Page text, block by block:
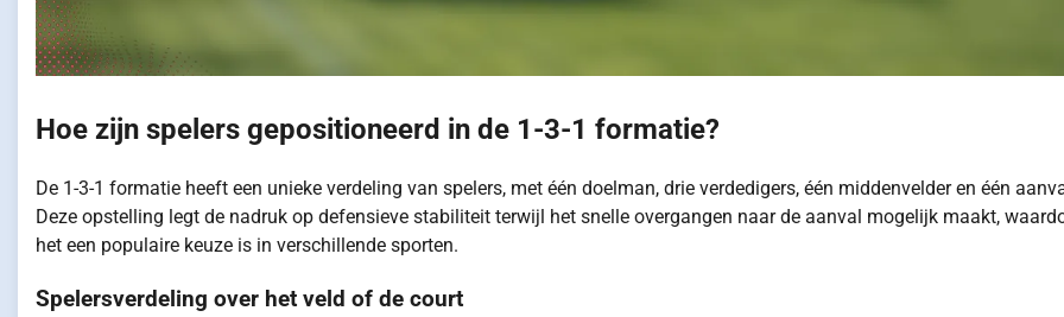
Hoe zijn spelers gepositioneerd in de 1-3-1 formatie?
De 1-3-1 formatie heeft een unieke verdeling van spelers, met één doelman, drie verdedigers, één middenvelder en één
Deze opstelling legt de nadruk op defensieve stabiliteit terwijl het snelle overgangen naar de aanval mogelijk maakt,
het een populaire keuze is in verschillende sporten.
Spelersverdeling over het veld of de court